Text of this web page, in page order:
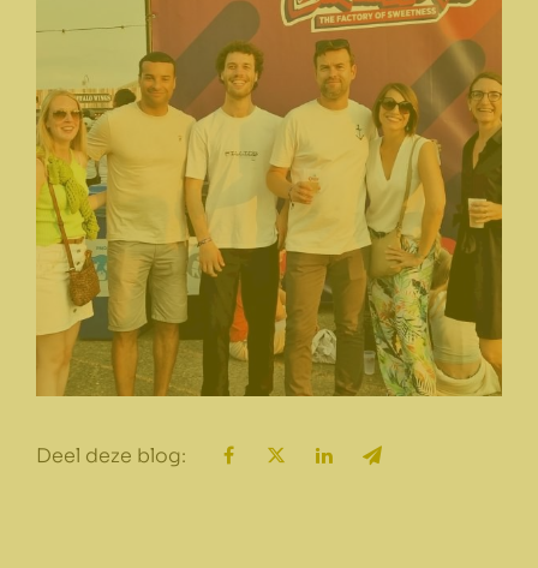
Deel deze blog: